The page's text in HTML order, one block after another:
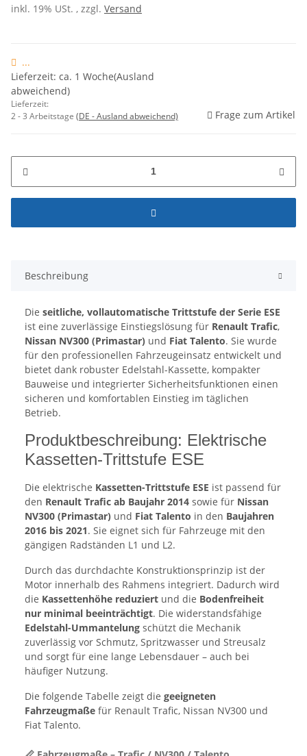
inkl. 19% USt. , zzgl. Versand
...
Lieferzeit: ca. 1 Woche(Ausland
abweichend)
Lieferzeit:
2 - 3 Arbeitstage (DE - Ausland abweichend) Frage zum Artikel
Beschreibung
Die seitliche, vollautomatische Trittstufe der Serie ESE
ist eine zuverlässige Einstiegslösung für Renault Trafic,
Nissan NV300 (Primastar) und Fiat Talento. Sie wurde
für den professionellen Fahrzeugeinsatz entwickelt und
bietet dank robuster Edelstahl-Kassette, kompakter
Bauweise und integrierter Sicherheitsfunktionen einen
sicheren und komfortablen Einstieg im täglichen
Betrieb.
Produktbeschreibung: Elektrische
Kassetten-Trittstufe ESE
Die elektrische Kassetten-Trittstufe ESE ist passend für
den Renault Trafic ab Baujahr 2014 sowie für Nissan
NV300 (Primastar) und Fiat Talento in den Baujahren
2016 bis 2021. Sie eignet sich für Fahrzeuge mit den
gängigen Radständen L1 und L2.
Durch das durchdachte Konstruktionsprinzip ist der
Motor innerhalb des Rahmens integriert. Dadurch wird
die Kassettenhöhe reduziert und die Bodenfreiheit
nur minimal beeinträchtigt. Die widerstandsfähige
Edelstahl-Ummantelung schützt die Mechanik
zuverlässig vor Schmutz, Spritzwasser und Streusalz
und sorgt für eine lange Lebensdauer – auch bei
häufiger Nutzung.
Die folgende Tabelle zeigt die geeigneten
Fahrzeugmaße für Renault Trafic, Nissan NV300 und
Fiat Talento.